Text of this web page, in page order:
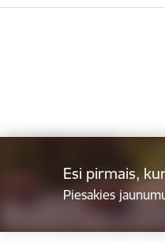
Esi pirmais,
Piesakies